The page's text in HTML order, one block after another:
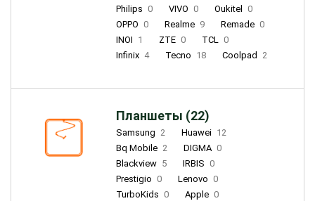
Philips 0 VIVO 0 Oukitel
0
OPPO 0 Realme 9 Remade 0
INOI 1 ZTE 0 TCL 0
Infinix 4 Tecno 18 Coolpad 2
Планшеты (22)
Samsung 2 Huawei 12
Bq Mobile 2 DIGMA 0
Blackview 5 IRBIS 0
Prestigio 0 Lenovo 0
TurboKids 0 Apple 0